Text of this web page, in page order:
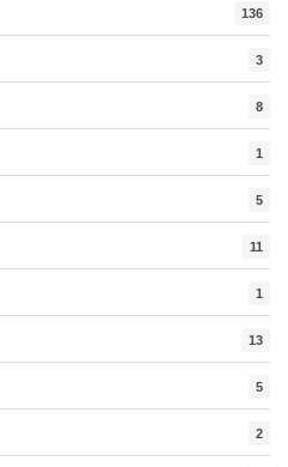
136
3
8
1
5
11
1
13
5
2